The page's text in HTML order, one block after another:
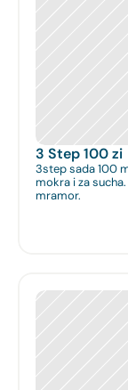
3 Step 100 zi
3step sada 100
mokra i za
mramor.